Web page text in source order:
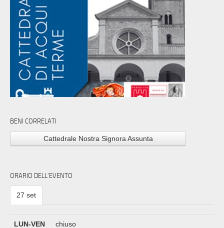
BENI CORRELATI
Cattedrale Nostra Signora Assunta
ORARIO DELL'EVENTO
27 set
LUN-VEN chiuso